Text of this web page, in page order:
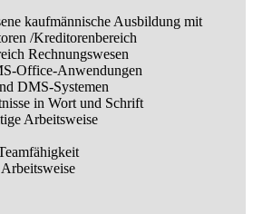
kaufmännische Ausbildung mit
/Kreditorenbereich
Rechnungswesen
Office-Anwendungen
DMS-Systemen
in Wort und Schrift
Arbeitsweise